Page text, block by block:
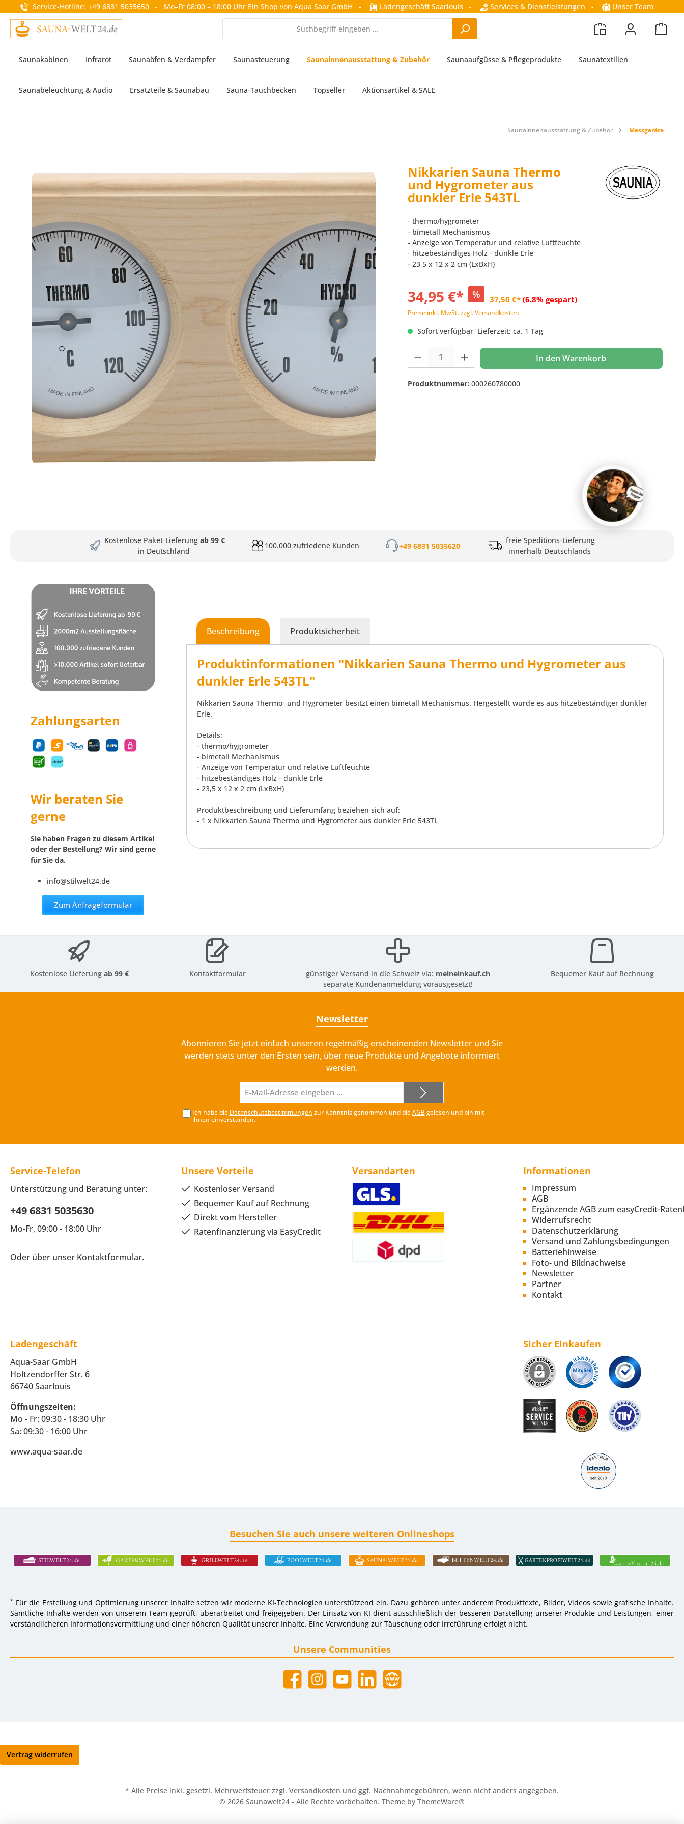
Zur Hauptnavigation springen
Service-Hotline: +49 6831 5035650 - Mo–Fr 08:00 – 18:00 Uhr Ein Shop von Aqua Saar GmbH - Ladengeschäft Saarlouis - Services & Dienstleistungen - Unser Team
Saunakabinen Infrarot Saunaöfen & Verdampfer Saunasteuerung Saunainnenausstattung & Zubehör Saunaaufgüsse & Pflegeprodukte Saunatextilien
Saunabeleuchtung & Audio Ersatzteile & Saunabau Sauna-Tauchbecken Topseller Aktionsartikel & SALE
Saunainnenausstattung & Zubehör Messgeräte
Nikkarien Sauna Thermo
und Hygrometer aus
dunkler Erle 543TL
- thermo/hygrometer
- bimetall Mechanismus
- Anzeige von Temperatur und relative Luftfeuchte
- hitzebeständiges Holz - dunkle Erle
- 23,5 x 12 x 2 cm (LxBxH)
34,95 €* % 37,50 €* (6.8% gespart)
Preise inkl. MwSt. zzgl. Versandkosten
Sofort verfügbar, Lieferzeit: ca. 1 Tag
Produkt Anzahl: Gib den gewünschten Wert ein oder benutze die Schaltflächen um die
In den Warenkorb
Produktnummer: 000260780000
Kostenlose Paket-Lieferung ab 99 €
in Deutschland
100.000 zufriedene Kunden +49 6831 5035620
freie Speditions-Lieferung
innerhalb Deutschlands
Zahlungsarten
Wir beraten Sie
gerne
Sie haben Fragen zu diesem Artikel
oder der Bestellung? Wir sind gerne
für Sie da.
info@stilwelt24.de
Zum Anfrageformular
Beschreibung Produktsicherheit
Produktinformationen "Nikkarien Sauna Thermo und Hygrometer aus
dunkler Erle 543TL"
Nikkarien Sauna Thermo- und Hygrometer besitzt einen bimetall Mechanismus. Hergestellt wurde es aus hitzebeständiger dunkler
Erle.
Details:
- thermo/hygrometer
- bimetall Mechanismus
- Anzeige von Temperatur und relative Luftfeuchte
- hitzebeständiges Holz - dunkle Erle
- 23,5 x 12 x 2 cm (LxBxH)
Produktbeschreibung und Lieferumfang beziehen sich auf:
- 1 x Nikkarien Sauna Thermo und Hygrometer aus dunkler Erle 543TL
Kostenlose Lieferungab 99 € Kontaktformular günstiger Versand in die Schweiz via: meineinkauf.ch
separate Kundenanmeldung vorausgesetzt!
Bequemer Kauf auf Rechnung
Newsletter
Abonnieren Sie jetzt einfach unseren regelmäßig erscheinenden Newsletter und Sie
werden stets unter den Ersten sein, über neue Produkte und Angebote informiert
werden.
Mail-
Adresse*
Ich habe die Datenschutzbestimmungen zur Kenntnis genommen und dieAGBgelesen und bin mit
ihnen einverstanden.
Service-Telefon
Unterstützung und Beratung unter:
+49 6831 5035630
Mo-Fr, 09:00 - 18:00 Uhr
Oder über unser Kontaktformular.
Unsere Vorteile
Kostenloser Versand
Bequemer Kauf auf Rechnung
Direkt vom Hersteller
Ratenfinanzierung via EasyCredit
Versandarten Informationen
Impressum
AGB
Ergänzende AGB zum easyCredit-
Widerrufsrecht
Datenschutzerklärung
Versand und Zahlungsbedingungen
Batteriehinweise
Foto- und Bildnachweise
Newsletter
Partner
Kontakt
Ladengeschäft
Aqua-Saar GmbH
Holtzendorffer Str. 6
66740 Saarlouis
Öffnungszeiten:
Mo - Fr: 09:30 - 18:30 Uhr
Sa: 09:30 - 16:00 Uhr
www.aqua-saar.de
Sicher Einkaufen
Besuchen Sie auch unsere weiteren Onlineshops
* Für die Erstellung und Optimierung unserer Inhalte setzen wir moderne KI-Technologien unterstützend ein. Dazu gehören unter anderem Produkttexte, Bilder, Videos sowie grafische Inhalte.
Sämtliche Inhalte werden von unserem Team geprüft, überarbeitet und freigegeben. Der Einsatz von KI dient ausschließlich der besseren Darstellung unserer Produkte und Leistungen, einer
verständlicheren Informationsvermittlung und einer höheren Qualität unserer Inhalte. Eine Verwendung zur Täuschung oder Irreführung erfolgt nicht.
Unsere Communities
FacebookInstagramYouTubeLinkedInWebsite
Vertrag widerrufen
* Alle Preise inkl. gesetzl. Mehrwertsteuer zzgl. Versandkosten und ggf. Nachnahmegebühren, wenn nicht anders angegeben.
© 2026 Saunawelt24 - Alle Rechte vorbehalten. Theme by ThemeWare®